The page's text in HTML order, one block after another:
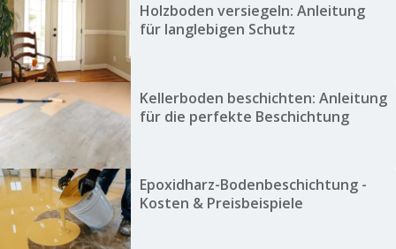
Holzboden versiegeln: Anleitung
für langlebigen Schutz
Kellerboden beschichten: Anleitung
für die perfekte Beschichtung
Epoxidharz-Bodenbeschichtung -
Kosten & Preisbeispiele